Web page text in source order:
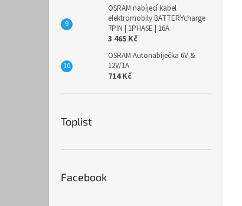
OSRAM nabíjecí kabel
elektromobily BATTERYcharge
7PIN | 1PHASE | 16A
3 465 Kč
OSRAM Autonabíječka 6V &
12V/1A
714 Kč
Toplist
Facebook